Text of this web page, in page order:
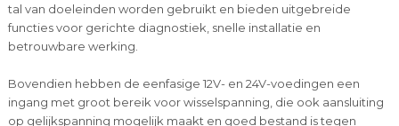
tal van doeleinden worden gebruikt en bieden uitgebreide
functies voor gerichte diagnostiek, snelle installatie en
betrouwbare werking.
Bovendien hebben de eenfasige 12V- en 24V-voedingen een
ingang met groot bereik voor wisselspanning, die ook aansluiting
op gelijkspanning mogelijk maakt en goed bestand is tegen